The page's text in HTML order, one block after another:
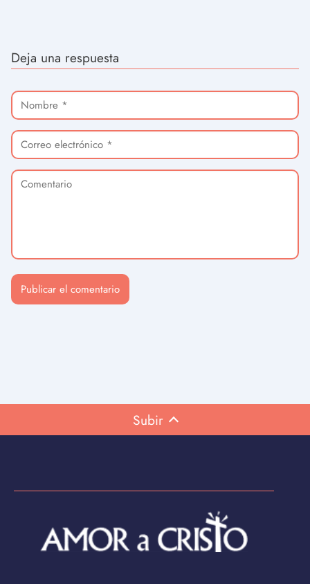
Deja una respuesta
Subir